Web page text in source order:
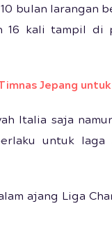
bulan larangan
16 kali tampil di
Jepang untuk
Italia saja
untuk laga
ajang Liga